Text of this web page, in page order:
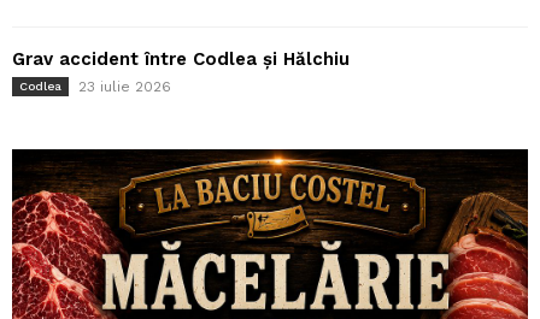
Grav accident între Codlea și Hălchiu
Codlea 23 iulie 2026